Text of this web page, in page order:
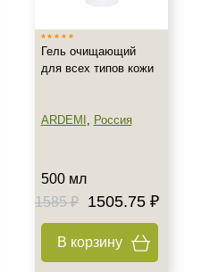
Гель очищающий
для всех типов кожи
ARDEMI , Россия
500 мл
1585 ₽
1505.75 ₽
В корзину